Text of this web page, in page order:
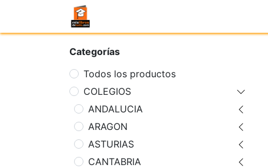
Categorías
Todos los productos
COLEGIOS
ANDALUCIA
ARAGON
ASTURIAS
CANTABRIA